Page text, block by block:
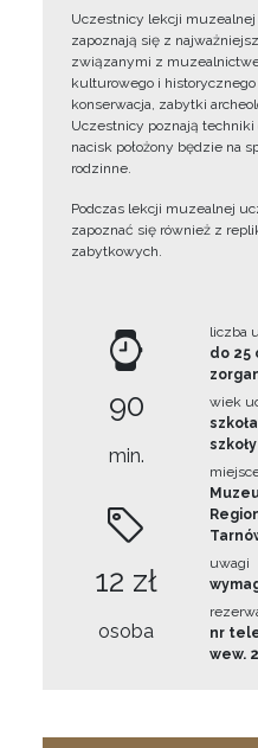
Uczestnicy lekcji muzealnej
zapoznają się z
związanymi z
kulturowego i
konserwacja, zabytki
Uczestnicy poznają
nacisk położony będzie na
rodzinne.
Podczas lekcji muzealnej
zapoznać się również z
zabytkowych.
90
min.
12 zł
osoba
liczba
do 25
wiek
uwagi
nr
wew.